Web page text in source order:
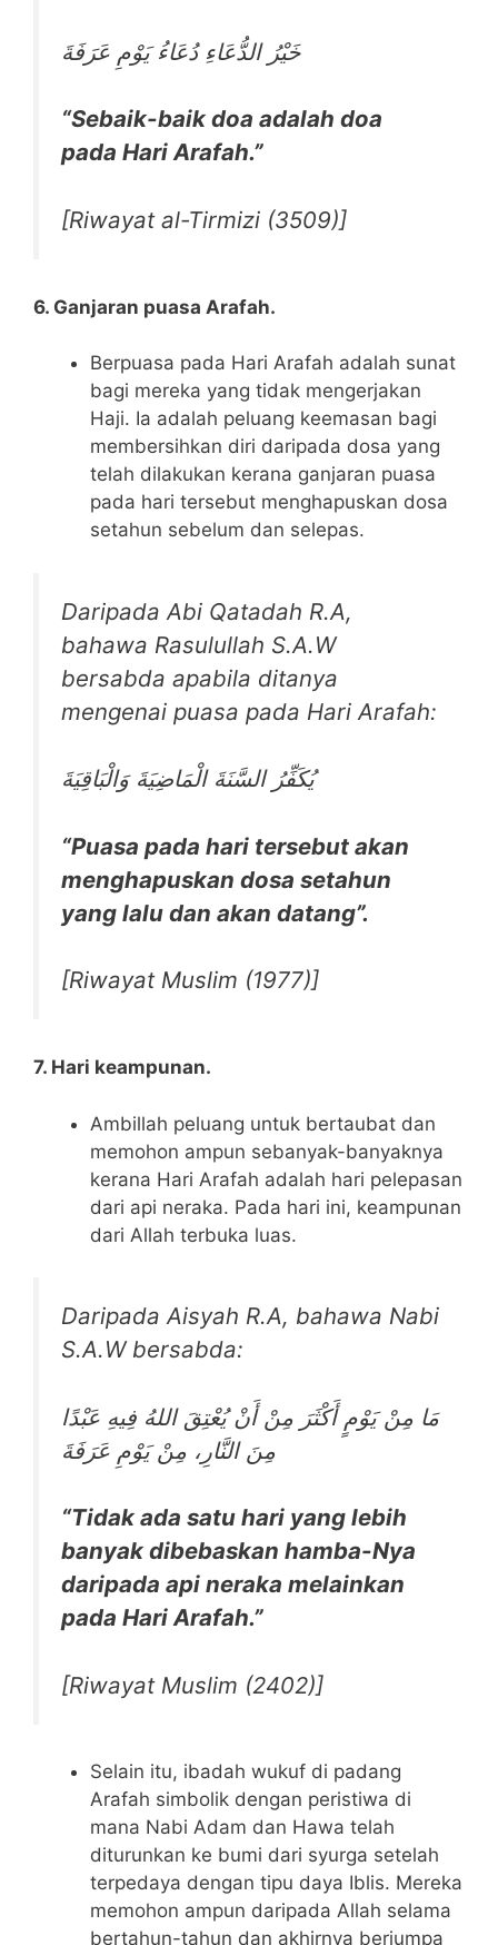
خَيْرُ الدُّعَاءِ دُعَاءُ يَوْمِ عَرَفَةَ
“Sebaik-baik doa adalah doa
pada Hari Arafah.”
[Riwayat al-Tirmizi (3509)]
6. Ganjaran puasa Arafah.
Berpuasa pada Hari Arafah adalah sunat
bagi mereka yang tidak mengerjakan
Haji. Ia adalah peluang keemasan bagi
membersihkan diri daripada dosa yang
telah dilakukan kerana ganjaran puasa
pada hari tersebut menghapuskan dosa
setahun sebelum dan selepas.
Daripada Abi Qatadah R.A,
bahawa Rasulullah S.A.W
bersabda apabila ditanya
mengenai puasa pada Hari Arafah:
يُكَفِّرُ السَّنَةَ الْمَاضِيَةَ وَالْبَاقِيَةَ
“Puasa pada hari tersebut akan
menghapuskan dosa setahun
yang lalu dan akan datang”.
[Riwayat Muslim (1977)]
7. Hari keampunan.
Ambillah peluang untuk bertaubat dan
memohon ampun sebanyak-banyaknya
kerana Hari Arafah adalah hari pelepasan
dari api neraka. Pada hari ini, keampunan
dari Allah terbuka luas.
Daripada Aisyah R.A, bahawa Nabi
S.A.W bersabda:
مَا مِنْ يَوْمٍ أَكْثَرَ مِنْ أَنْ يُعْتِقَ اللهُ فِيهِ عَبْدًا
مِنَ النَّارِ، مِنْ يَوْمِ عَرَفَةَ
“Tidak ada satu hari yang lebih
banyak dibebaskan hamba-Nya
daripada api neraka melainkan
pada Hari Arafah.”
[Riwayat Muslim (2402)]
Selain itu, ibadah wukuf di padang
Arafah simbolik dengan peristiwa di
mana Nabi Adam dan Hawa telah
diturunkan ke bumi dari syurga setelah
terpedaya dengan tipu daya Iblis. Mereka
memohon ampun daripada Allah selama
bertahun-tahun dan akhirnya berjumpa